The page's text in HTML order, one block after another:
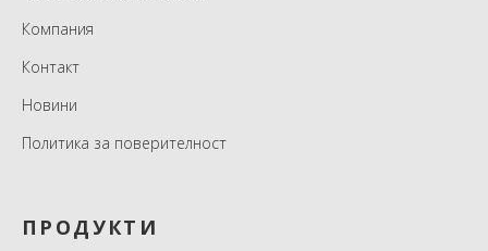
Компания
Контакт
Новини
Политика за поверителност
ПРОДУКТИ